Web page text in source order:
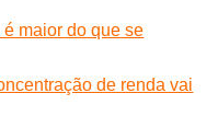
maior do que se
de renda vai